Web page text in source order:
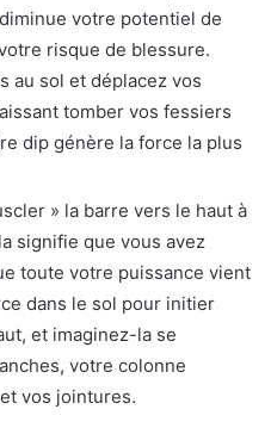
votre potentiel de
risque de blessure.
au sol et déplacez vos
tomber vos fessiers
dip génère la force la plus
» la barre vers le haut à
signifie que vous avez
toute votre puissance vient
dans le sol pour initier
et imaginez-la se
votre colonne
vos jointures.